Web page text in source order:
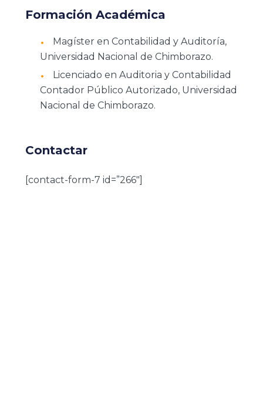
Formación Académica
Magíster en Contabilidad y Auditoría,
Universidad Nacional de Chimborazo.
Licenciado en Auditoria y Contabilidad
Contador Público Autorizado, Universidad
Nacional de Chimborazo.
Contactar
[contact-form-7 id=”266″]